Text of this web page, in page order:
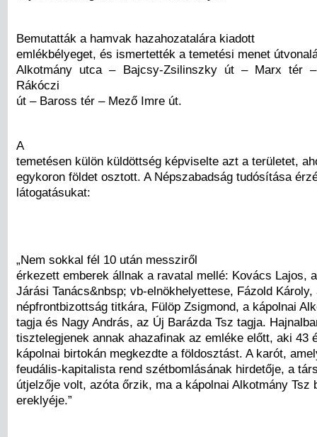
Bemutatták a hamvak hazahozatalára kiadott
emlékbélyeget, és ismertették a temetési menet
Alkotmány utca – Bajcsy-Zsilinszky út – Marx tér
Rákóczi
út – Baross tér – Mező Imre út.
A
temetésen külön küldöttség képviselte azt a területet,
egykoron földet osztott. A Népszabadság tudósítása
látogatásukat:
„Nem sokkal fél 10 után messziről
érkezett emberek állnak a ravatal mellé: Kovács Lajos,
Járási Tanács&nbsp; vb-elnökhelyettese, Fázold Károly,
népfrontbizottság titkára, Fülöp Zsigmond, a kápolnai
tagja és Nagy András, az Új Barázda Tsz tagja.
tisztelegjenek annak ahazafinak az emléke előtt, aki 43
kápolnai birtokán megkezdte a földosztást. A karót,
feudális-kapitalista rend szétbomlásának hirdetője, a
útjelzője volt, azóta őrzik, ma a kápolnai Alkotmány Tsz
ereklyéje.”